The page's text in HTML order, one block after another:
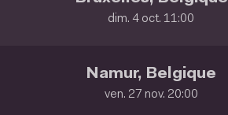
dim. 4 oct. 11:00
Namur, Belgique
ven. 27 nov. 20:00